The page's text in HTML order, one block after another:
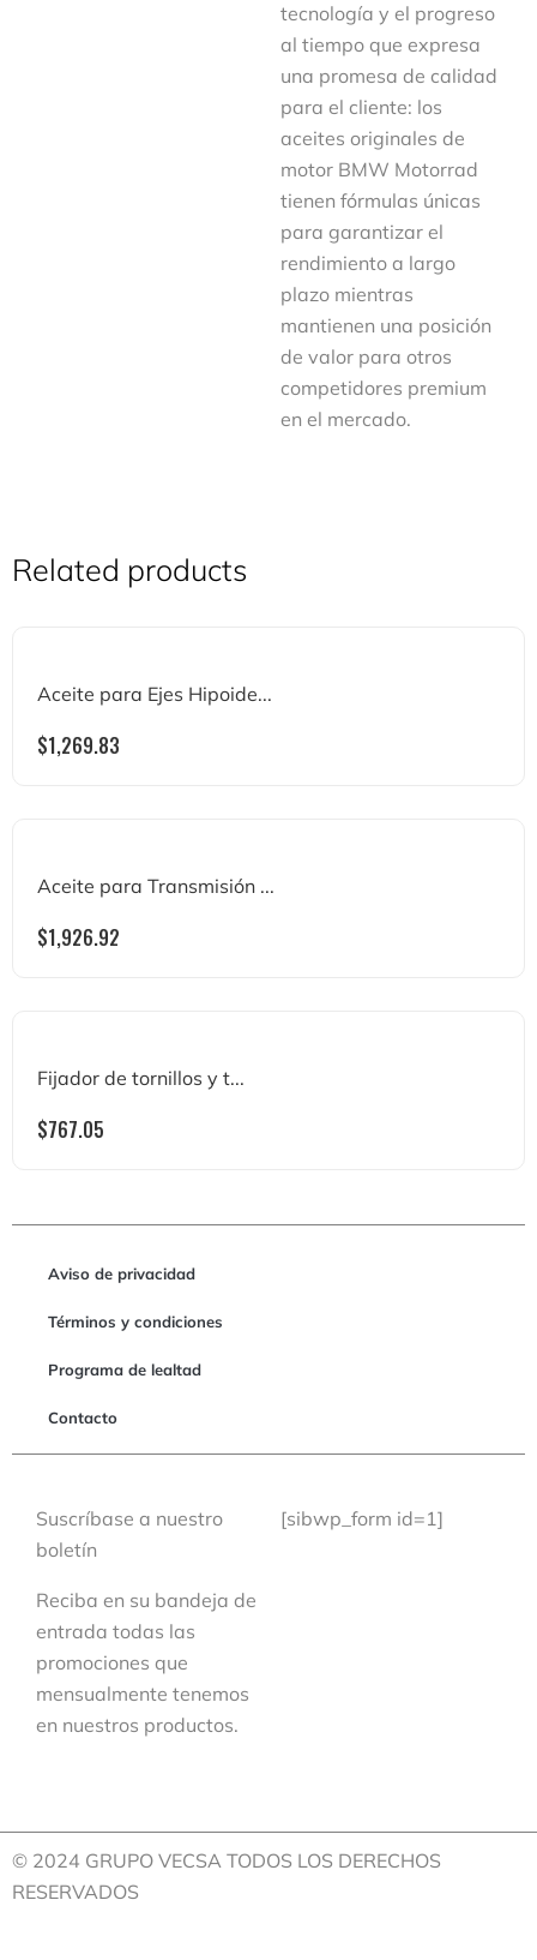
tecnología y el progreso
al tiempo que expresa
una promesa de calidad
para el cliente: los
aceites originales de
motor BMW Motorrad
tienen fórmulas únicas
para garantizar el
rendimiento a largo
plazo mientras
mantienen una posición
de valor para otros
competidores premium
en el mercado.
Related products
Aceite para Ejes Hipoide...
$1,269.83
Aceite para Transmisión ...
$1,926.92
Fijador de tornillos y t...
$767.05
Aviso de privacidad
Términos y condiciones
Programa de lealtad
Contacto
Suscríbase a nuestro
boletín
Reciba en su bandeja de
entrada todas las
promociones que
mensualmente tenemos
en nuestros productos.
[sibwp_form id=1]
© 2024 GRUPO VECSA TODOS LOS DERECHOS
RESERVADOS